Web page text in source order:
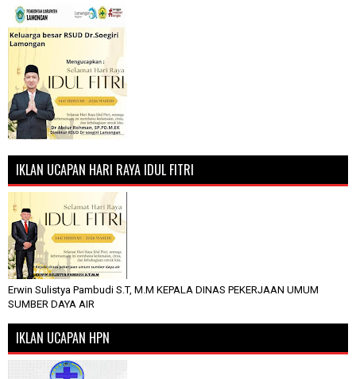
IKLAN UCAPAN HARI RAYA IDUL FITRI
Erwin Sulistya Pambudi S.T, M.M KEPALA DINAS PEKERJAAN UMUM
SUMBER DAYA AIR
IKLAN UCAPAN HPN